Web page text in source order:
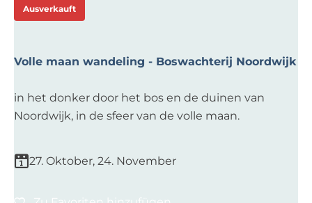
Volle maan wandeling - Boswachterij Noordwijk
V
o
l
e
Ausverkauft
in het donker door het bos en de duinen van
Noordwijk, in de sfeer van de volle maan.
27. Oktober, 24. November